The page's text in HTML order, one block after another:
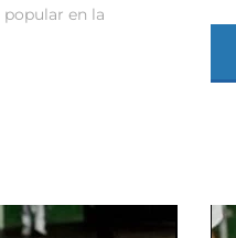
en la